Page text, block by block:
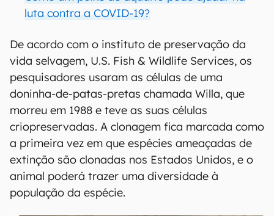
luta contra a COVID-19?
De acordo com o instituto de preservação da
vida selvagem, U.S. Fish & Wildlife Services, os
pesquisadores usaram as células de uma
doninha-de-patas-pretas chamada Willa, que
morreu em 1988 e teve as suas células
criopreservadas. A clonagem fica marcada como
a primeira vez em que espécies ameaçadas de
extinção são clonadas nos Estados Unidos, e o
animal poderá trazer uma diversidade à
população da espécie.